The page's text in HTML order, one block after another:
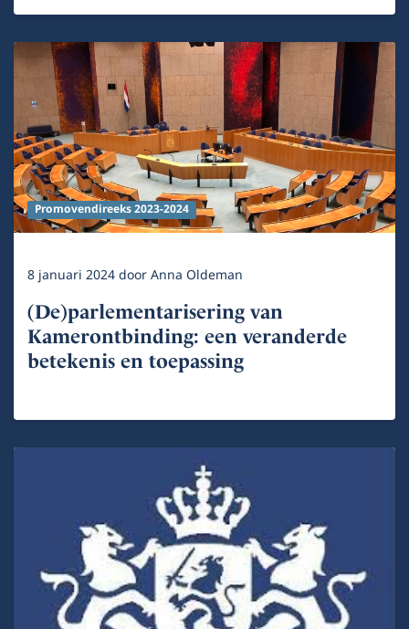
Promovendireeks 2023-2024
8 januari 2024doorAnna Oldeman
(De)parlementarisering van
Kamerontbinding: een veranderde
betekenis en toepassing